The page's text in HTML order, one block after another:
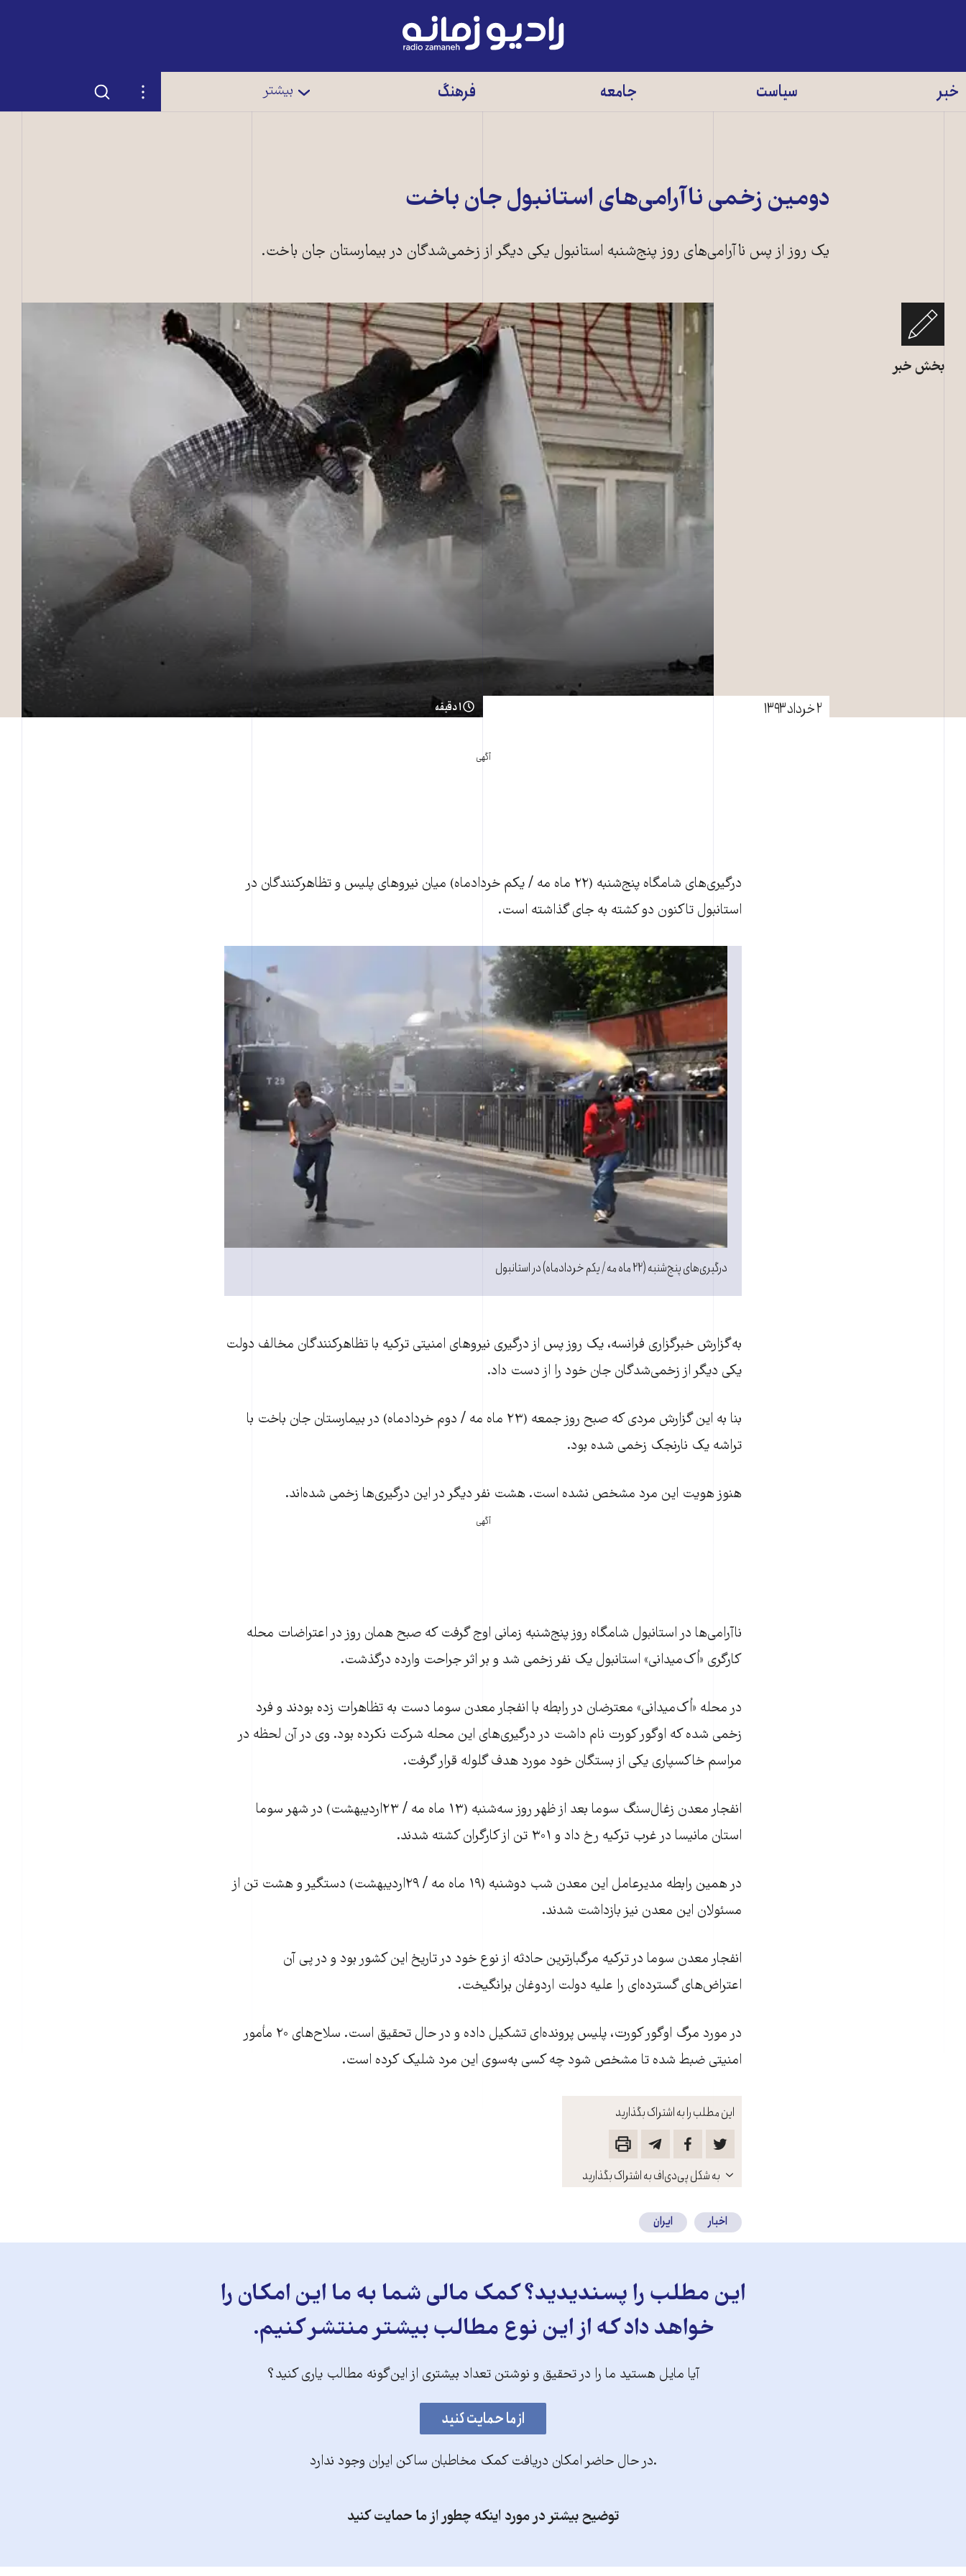
رادیو
زمانه
خبر سیاست جامعه فرهنگ بیشتر تنظیمات جستجو
دومین زخمی ناآرامی‌های استانبول جان باخت
یک روز از پس ناآرامی‌های روز پنج‌شنبه استانبول یکی دیگر از زخمی‌شدگان در بیمارستان جان باخت.
بخش خبر
۲ خرداد ۱۳۹۳ ۱ دقیقه
آگهی
این مطلب را به اشتراک بگذارید
باز
کنید
به شکل پی‌دی‌اف به اشتراک بگذارید
درگیری‌های شامگاه پنج‌شنبه (۲۲ ماه مه / يکم خردادماه) میان نیروهای پلیس و تظاهرکنندگان در
استانبول تاکنون دو کشته به جای گذاشته است.
درگیری‌های پنج‌شنبه (۲۲ ماه مه / يکم خردادماه) در استانبول
به‌گزارش خبرگزاری فرانسه، یک روز پس از درگیری نیروهای امنیتی ترکیه با تظاهرکنندگان مخالف دولت
یکی دیگر از زخمی‌شدگان جان خود را از دست داد.
بنا به این گزارش مردی که صبح روز جمعه (۲۳ ماه مه / دوم خردادماه) در بیمارستان جان باخت با
تراشه یک نارنجک زخمی شده بود.
هنوز هویت این مرد مشخص نشده است. هشت نفر دیگر در این درگیری‌ها زخمی شده‌اند.
آگهی
ناآرامی‌ها در استانبول شامگاه روز پنج‌شنبه زمانی اوج گرفت که صبح همان روز در اعتراضات محله
کارگری «اُک‌میدانی» استانبول یک نفر زخمی شد و بر اثر جراحت وارده درگذشت.
در محله «اُک‌میدانی» معترضان در رابطه با انفجار معدن سوما دست به تظاهرات زده بودند و فرد
زخمی شده که اوگور کورت نام داشت در درگیری‌های این محله شرکت نکرده بود. وی در آن لحظه در
مراسم خاکسپاری یکی از بستگان خود مورد هدف گلوله قرار گرفت.
انفجار معدن زغال‌سنگ سوما بعد از ظهر روز سه‌شنبه (۱۳ ماه مه / ۲۳اردیبهشت) در شهر سوما
استان مانیسا در غرب ترکیه رخ داد و ۳۰۱ تن از کارگران کشته شدند.
در همین رابطه مدیرعامل این معدن شب دوشنبه (۱۹ ماه مه / ۲۹اردیبهشت) دستگیر و هشت تن از
مسئولان این معدن نیز بازداشت شدند.
انفجار معدن سوما در ترکیه مرگبارترین حادثه از نوع خود در تاریخ این کشور بود و در پی آن
اعتراض‌های گسترده‌ای را علیه دولت اردوغان برانگیخت.
در مورد مرگ اوگور کورت، پلیس پرونده‌ای تشکیل داده و در حال تحقیق است. سلاح‌های ۲۰ مأمور
امنیتی ضبط شده تا مشخص شود چه کسی به‌سوی این مرد شلیک کرده است.
اخبار ایران
این مطلب را پسندیدید؟ کمک مالی شما به ما این امکان را
خواهد داد که از این نوع مطالب بیشتر منتشر کنیم.
آیا مایل هستید ما را در تحقیق و نوشتن تعداد بیشتری از این‌گونه مطالب یاری کنید؟
.در حال حاضر امکان دریافت کمک مخاطبان ساکن ایران وجود ندارد
توضیح بیشتر در مورد اینکه چطور از ما حمایت کنید